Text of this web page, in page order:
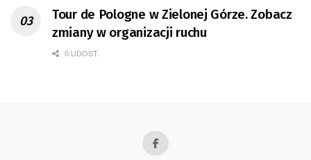
Tour de Pologne w Zielonej Górze. Zobacz
zmiany w organizacji ruchu
0 UDOST.